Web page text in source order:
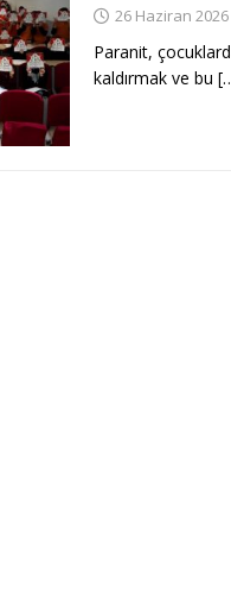
26 Haziran 2026
Paranit,
kaldırmak ve bu